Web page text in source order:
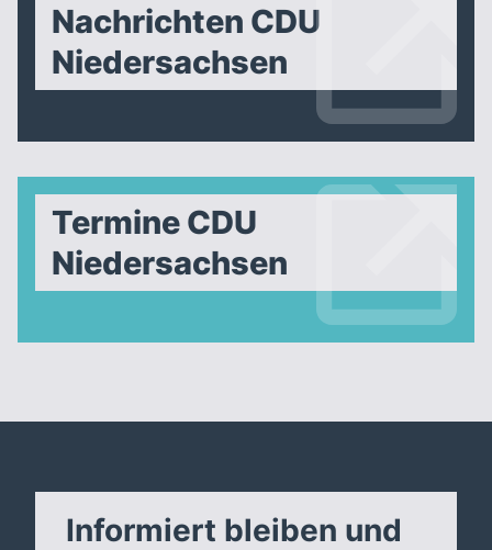
Nachrichten CDU
Niedersachsen
Termine CDU
Niedersachsen
Informiert bleiben und